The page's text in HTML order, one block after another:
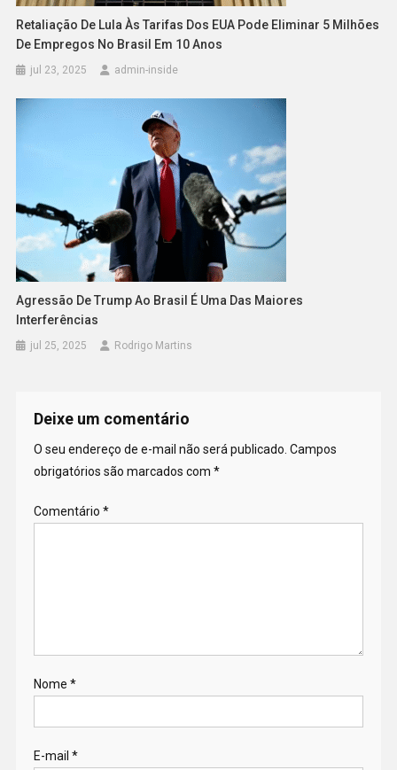
Retaliação De Lula Às Tarifas Dos EUA Pode Eliminar 5 Milhões
De Empregos No Brasil Em 10 Anos
jul 23, 2025 admin-inside
Agressão De Trump Ao Brasil É Uma Das Maiores
Interferências
jul 25, 2025 Rodrigo Martins
Deixe um comentário
O seu endereço de e-mail não será publicado. Campos
obrigatórios são marcados com *
Comentário *
Nome *
E-mail *